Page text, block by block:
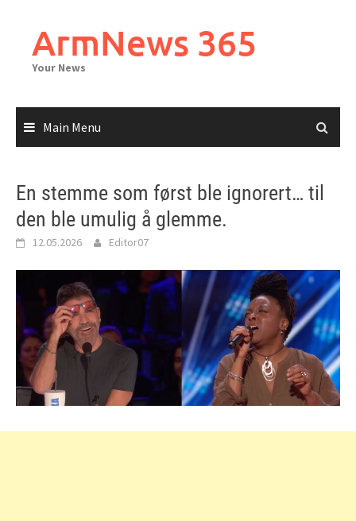
contentArmNews 365
Your News
Main Menu
En stemme som først ble ignorert… til
den ble umulig å glemme.
12.05.2026 Editor07